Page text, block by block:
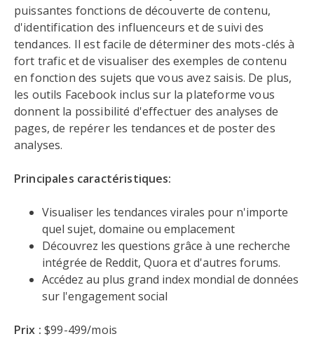
puissantes fonctions de découverte de contenu,
d'identification des influenceurs et de suivi des
tendances. Il est facile de déterminer des mots-clés à
fort trafic et de visualiser des exemples de contenu
en fonction des sujets que vous avez saisis. De plus,
les outils Facebook inclus sur la plateforme vous
donnent la possibilité d'effectuer des analyses de
pages, de repérer les tendances et de poster des
analyses.
Principales caractéristiques:
Visualiser les tendances virales pour n'importe
quel sujet, domaine ou emplacement
Découvrez les questions grâce à une recherche
intégrée de Reddit, Quora et d'autres forums.
Accédez au plus grand index mondial de données
sur l'engagement social
Prix : $99-499/mois